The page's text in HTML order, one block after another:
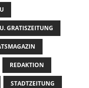
GRATISZEITUNG
REDAKTION
STADTZEITUNG